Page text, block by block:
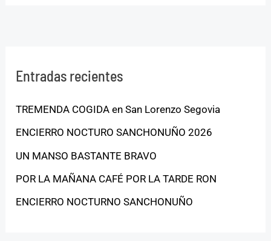
Entradas recientes
TREMENDA COGIDA en San Lorenzo Segovia
ENCIERRO NOCTURO SANCHONUÑO 2026
UN MANSO BASTANTE BRAVO
POR LA MAÑANA CAFÉ POR LA TARDE RON
ENCIERRO NOCTURNO SANCHONUÑO